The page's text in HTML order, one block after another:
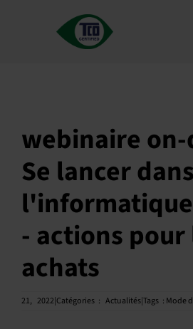
Feuille de
Product Finder
Nous contacter
Bulletin
webinaire
Se lancer dans
- actions pour
achats
21, 2022|Catégories : Actualités|Tags : Mode